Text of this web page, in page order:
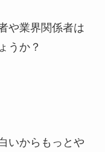
や業界関係者は
うか？
いからもっとや